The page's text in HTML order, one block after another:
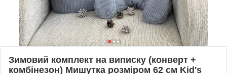
Зимовий комплект на виписку (конверт +
комбінезон) Мишутка розміром 62 см Kid's